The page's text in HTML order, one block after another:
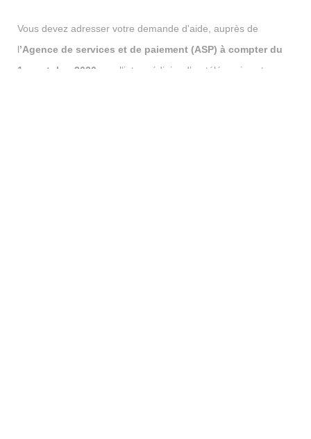
Vous devez adresser votre demande d'aide, auprès de
l’Agence de services et de paiement (ASP) à compter du
1er octobre 2020 , par l’intermédiaire d’un téléservice et ce,